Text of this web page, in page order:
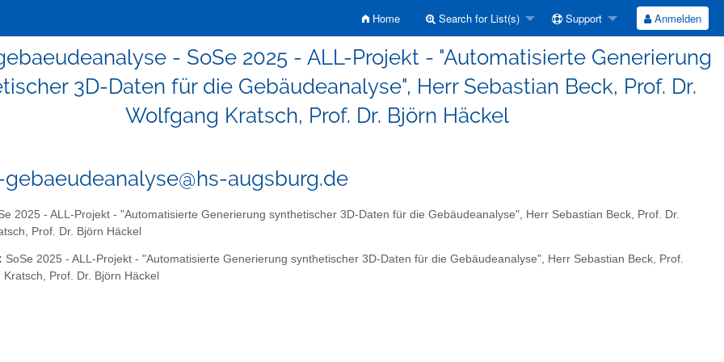
Home Search for List(s) Support Anmelden
- SoSe 2025 - ALL-Projekt - "Automatisierte Generierung
3D-Daten für die Gebäudeanalyse", Herr Sebastian Beck, Prof. Dr.
Wolfgang Kratsch, Prof. Dr. Björn Häckel
augsburg.de
2025 - ALL-Projekt - "Automatisierte Generierung synthetischer 3D-Daten für die Gebäudeanalyse", Herr Sebastian Beck, Prof. Dr.
Prof. Dr. Björn Häckel
SoSe 2025 - ALL-Projekt - "Automatisierte Generierung synthetischer 3D-Daten für die Gebäudeanalyse", Herr Sebastian Beck, Prof.
Prof. Dr. Björn Häckel